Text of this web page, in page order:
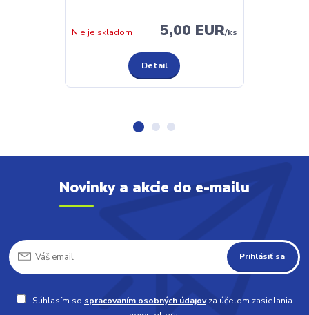
5,00 EUR/ks
Nie je skladom
Detail
Novinky a akcie do e-mailu
Prihlásiť sa
Súhlasím so spracovaním osobných údajovza účelom zasielania